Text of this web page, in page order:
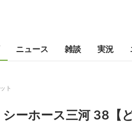
ニュース 雑談 実況
ト
シーホース三河 38【